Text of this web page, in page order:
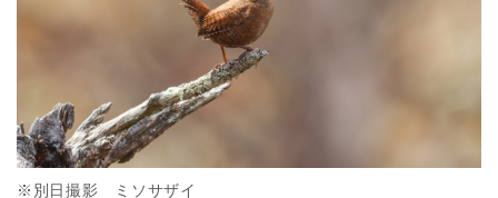
※別日撮影 ミソサザイ